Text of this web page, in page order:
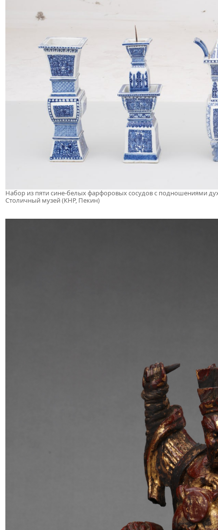
Набор из пяти сине-белых фарфоровых сосудов с подношениями
Столичный музей (КНР, Пекин)